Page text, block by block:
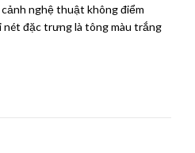
nghệ thuật không điểm
nét đặc trưng là tông màu trắng